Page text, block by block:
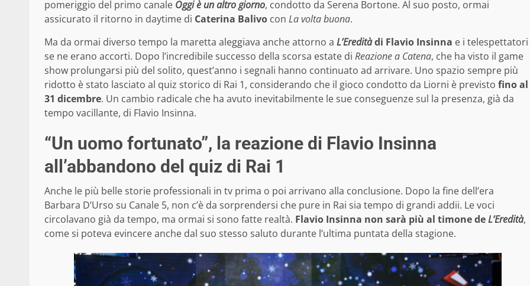
pomeriggio del primo canale Oggi è un altro giorno, condotto da Serena Bortone. Al suo posto, ormai
assicurato il ritorno in daytime di Caterina Balivo con La volta buona.
Ma da ormai diverso tempo la maretta aleggiava anche attorno a L’Ereditàdi Flavio Insinna e i telespettatori
se ne erano accorti. Dopo l’incredibile successo della scorsa estate di Reazione a Catena, che ha visto il game
show prolungarsi più del solito, quest’anno i segnali hanno continuato ad arrivare. Uno spazio sempre più
ridotto è stato lasciato al quiz storico di Rai 1, considerando che il gioco condotto da Liorni è previsto fino al
31 dicembre. Un cambio radicale che ha avuto inevitabilmente le sue conseguenze sul la presenza, già da
tempo vacillante, di Flavio Insinna.
“Un uomo fortunato”, la reazione di Flavio Insinna
all’abbandono del quiz di Rai 1
Anche le più belle storie professionali in tv prima o poi arrivano alla conclusione. Dopo la fine dell’era
Barbara D’Urso su Canale 5, non c’è da sorprendersi che pure in Rai sia tempo di grandi addii. Le voci
circolavano già da tempo, ma ormai si sono fatte realtà. Flavio Insinna non sarà più al timone deL’Eredità,
come si poteva evincere anche dal suo stesso saluto durante l’ultima puntata della stagione.